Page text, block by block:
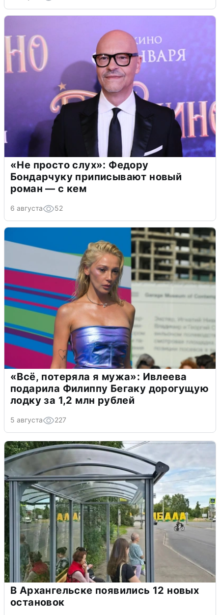
«Не просто слух»: Федору
Бондарчуку приписывают новый
роман — с кем
6 августа 52
«Всё, потеряла я мужа»: Ивлеева
подарила Филиппу Бегаку дорогущую
лодку за 1,2 млн рублей
5 августа 227
В Архангельске появились 12 новых
остановок